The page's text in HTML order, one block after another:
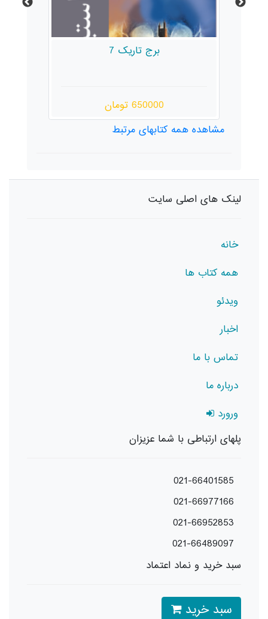
برج تاریک 7
650000 تومان
مشاهده همه کتابهای مرتبط
لینک های اصلی سایت
خانه
همه کتاب ها
ویدئو
اخبار
تماس با ما
درباره ما
ورورد
پلهای ارتباطی با شما عزیزان
021-66401585
021-66977166
021-66952853
021-66489097
سبد خرید و نماد اعتماد
سبد خرید